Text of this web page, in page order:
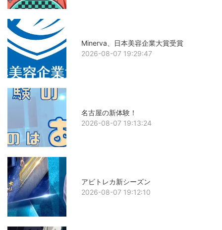
Minerva、日本美容企業大賞受賞
2026-08-07 19:29:47
名古屋の新体験！
2026-08-07 19:13:24
アビトレカ新シーズン
2026-08-07 19:12:10